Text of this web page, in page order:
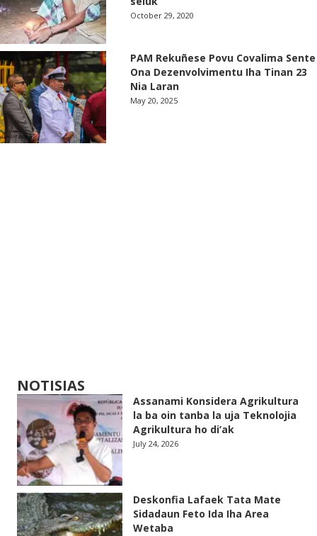
October 29, 2020
PAM Rekuñese Povu Covalima Sente
Ona Dezenvolvimentu Iha Tinan 23
Nia Laran
May 20, 2025
NOTISIAS
Assanami Konsidera Agrikultura
la ba oin tanba la uja Teknolojia
Agrikultura ho di’ak
July 24, 2026
Deskonfia Lafaek Tata Mate
Sidadaun Feto Ida Iha Area
Wetaba